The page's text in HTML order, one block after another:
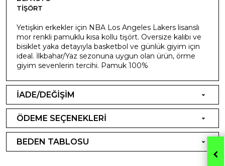
TIŞÖRT
Yetişkin erkekler için NBA Los Angeles Lakers lisanslı
mor renkli pamuklu kısa kollu tişört. Oversize kalıbı ve
bisiklet yaka detayıyla basketbol ve günlük giyim için
ideal. İlkbahar/Yaz sezonuna uygun olan ürün, örme
giyim sevenlerin tercihi. Pamuk 100%
İADE/DEĞİŞİM
ÖDEME SEÇENEKLERİ
BEDEN TABLOSU